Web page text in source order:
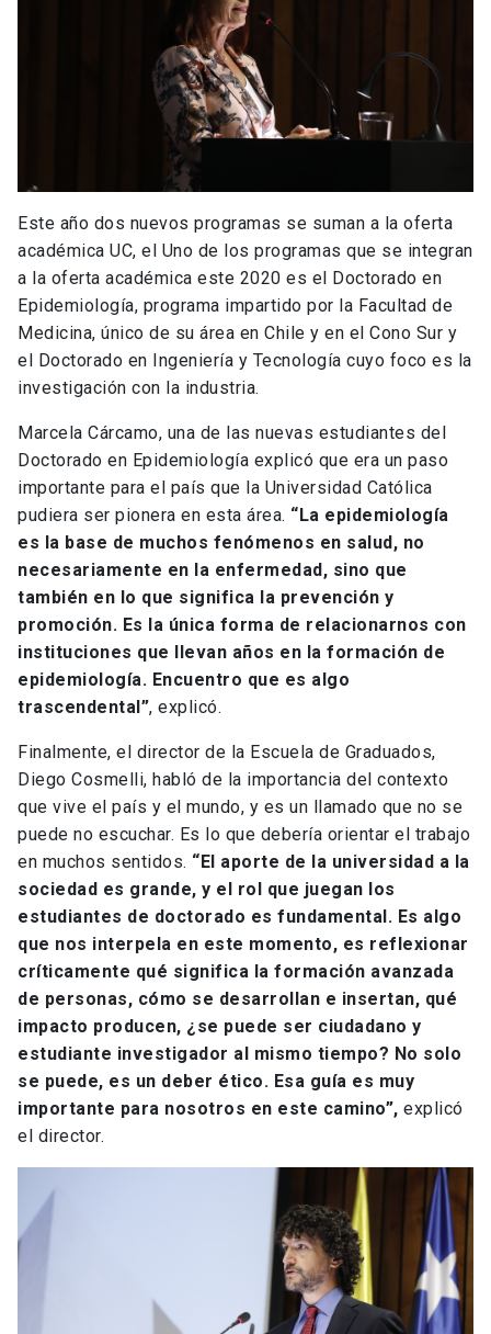
Este año dos nuevos programas se suman a la oferta
académica UC, el Uno de los programas que se integran
a la oferta académica este 2020 es el Doctorado en
Epidemiología, programa impartido por la Facultad de
Medicina, único de su área en Chile y en el Cono Sur y
el Doctorado en Ingeniería y Tecnología cuyo foco es la
investigación con la industria.
Marcela Cárcamo, una de las nuevas estudiantes del
Doctorado en Epidemiología explicó que era un paso
importante para el país que la Universidad Católica
pudiera ser pionera en esta área. “La epidemiología
es la base de muchos fenómenos en salud, no
necesariamente en la enfermedad, sino que
también en lo que significa la prevención y
promoción. Es la única forma de relacionarnos con
instituciones que llevan años en la formación de
epidemiología. Encuentro que es algo
trascendental”, explicó.
Finalmente, el director de la Escuela de Graduados,
Diego Cosmelli, habló de la importancia del contexto
que vive el país y el mundo, y es un llamado que no se
puede no escuchar. Es lo que debería orientar el trabajo
en muchos sentidos. “El aporte de la universidad a la
sociedad es grande, y el rol que juegan los
estudiantes de doctorado es fundamental. Es algo
que nos interpela en este momento, es reflexionar
críticamente qué significa la formación avanzada
de personas, cómo se desarrollan e insertan, qué
impacto producen, ¿se puede ser ciudadano y
estudiante investigador al mismo tiempo? No solo
se puede, es un deber ético. Esa guía es muy
importante para nosotros en este camino”, explicó
el director.